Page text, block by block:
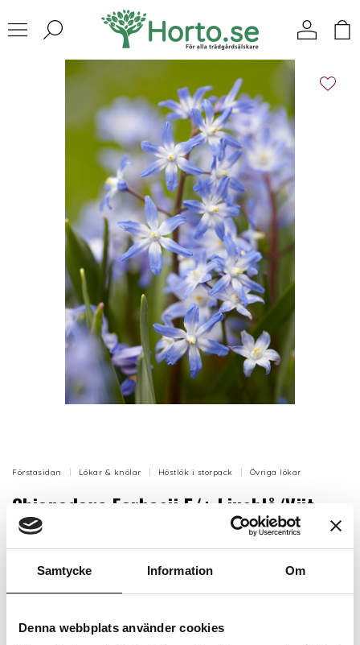
Samtycke Information Om
Denna webbplats använder cookies
Förstasidan Lökar & knölar Höstlök i storpack Övriga lökar
Chionodoxa Forbesii 5/+ Ljusblå/Viit
(Vårstjärna) - 100p
lökarna ska lämnas i fred för att till slut bilda en
färgstark matta
Artikelnr: LL33865